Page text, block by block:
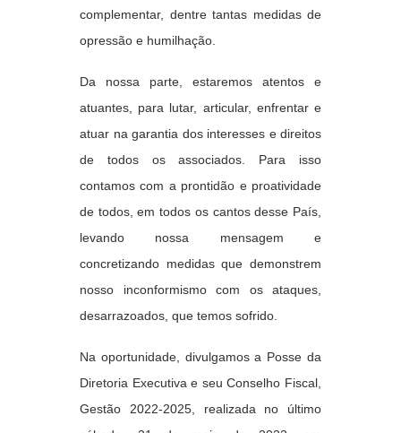
complementar, dentre tantas medidas de
opressão e humilhação.
Da nossa parte, estaremos atentos e
atuantes, para lutar, articular, enfrentar e
atuar na garantia dos interesses e direitos
de todos os associados. Para isso
contamos com a prontidão e proatividade
de todos, em todos os cantos desse País,
levando nossa mensagem e
concretizando medidas que demonstrem
nosso inconformismo com os ataques,
desarrazoados, que temos sofrido.
Na oportunidade, divulgamos a Posse da
Diretoria Executiva e seu Conselho Fiscal,
Gestão 2022-2025, realizada no último